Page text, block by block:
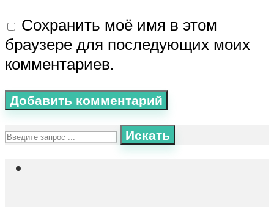
Сохранить моё имя в этом
браузере для последующих моих
комментариев.
Искать